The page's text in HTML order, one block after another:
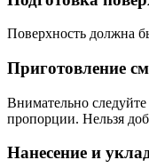
Поверхность должна
Приготовление
Внимательно
пропорции. Нельзя
Нанесение и